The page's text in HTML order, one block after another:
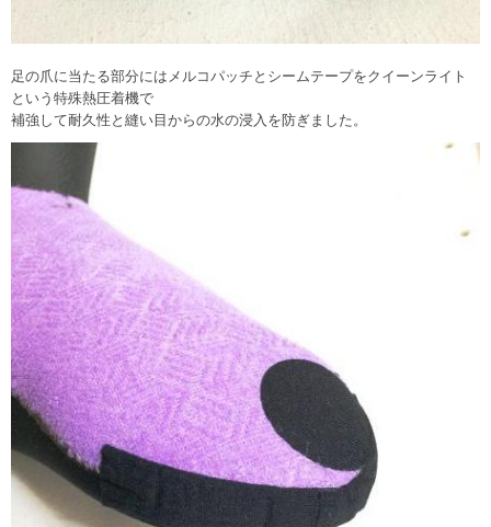
足の爪に当たる部分にはメルコパッチとシームテープをクイーンライト
という特殊熱圧着機で
補強して耐久性と縫い目からの水の浸入を防ぎました。